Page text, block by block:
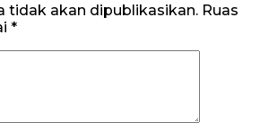
tidak akan dipublikasikan. Ruas
*